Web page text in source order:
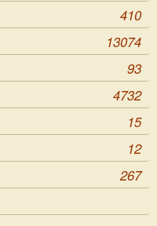
410
13074
93
4732
15
12
267